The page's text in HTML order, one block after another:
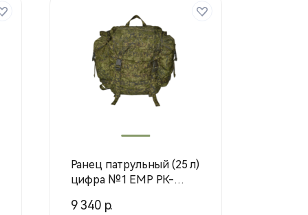
Ранец патрульный (25 л)
цифра №1 ЕМР РК-
9 340 р.